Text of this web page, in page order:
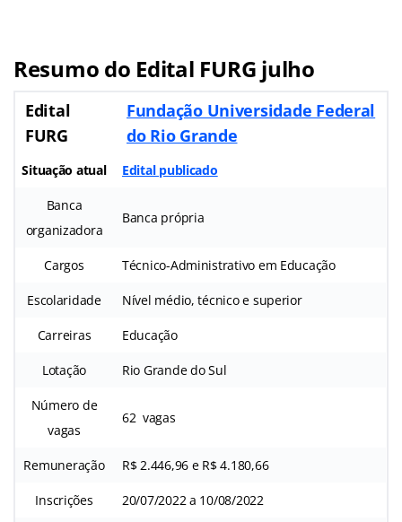
Resumo do Edital FURG julho
Edital
FURG
Fundação Universidade Federal
do Rio Grande
Situação atual Edital publicado
Banca
organizadora
Banca própria
Cargos Técnico-Administrativo em Educação
Escolaridade Nível médio, técnico e superior
Carreiras Educação
Lotação Rio Grande do Sul
Número de
vagas
62 vagas
Remuneração R$ 2.446,96 e R$ 4.180,66
Inscrições 20/07/2022 a 10/08/2022